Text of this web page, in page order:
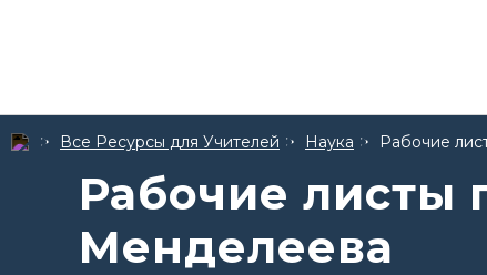
Все Ресурсы для Учителей Наука Рабочие
Рабочие листы
Менделеева